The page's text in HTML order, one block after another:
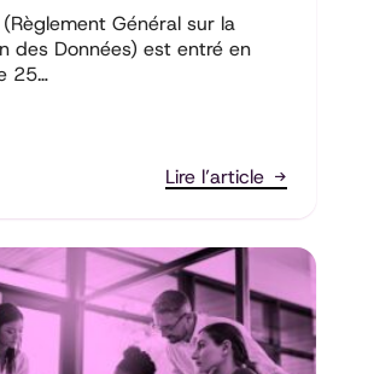
(Règlement Général sur la
des Données) est entré en
25…
Lire l’article